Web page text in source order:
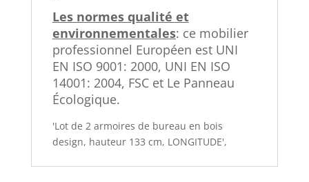
Les normes qualité et
environnementales: ce mobilier
professionnel Européen est UNI
EN ISO 9001: 2000, UNI EN ISO
14001: 2004, FSC et Le Panneau
Écologique.
'Lot de 2 armoires de bureau en bois
design, hauteur 133 cm, LONGITUDE',